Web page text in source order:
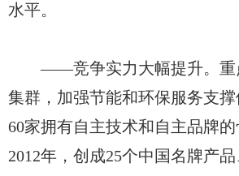
水平。
——竞争实力大幅提升。重
集群，加强节能和环保服务支
60家拥有自主技术和自主品牌
2012年，创成25个中国名牌产